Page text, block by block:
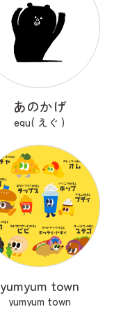
あのかげ
egu( えぐ )
yumyum town
yumyum town